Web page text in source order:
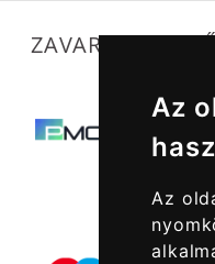
Az
Az
ZAVARTALAN